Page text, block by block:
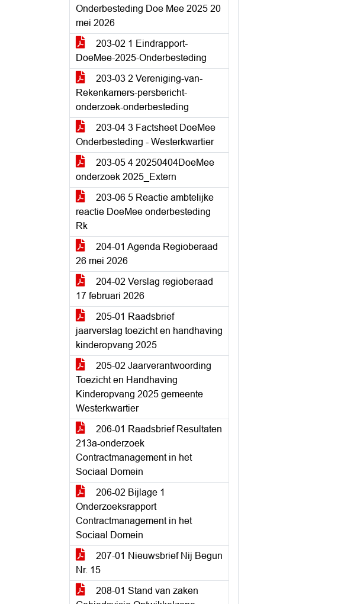
Onderbesteding Doe Mee 2025 20
mei 2026
203-02 1 Eindrapport-
DoeMee-2025-Onderbesteding
203-03 2 Vereniging-van-
Rekenkamers-persbericht-
onderzoek-onderbesteding
203-04 3 Factsheet DoeMee
Onderbesteding - Westerkwartier
203-05 4 20250404DoeMee
onderzoek 2025_Extern
203-06 5 Reactie ambtelijke
reactie DoeMee onderbesteding
Rk
204-01 Agenda Regioberaad
26 mei 2026
204-02 Verslag regioberaad
17 februari 2026
205-01 Raadsbrief
jaarverslag toezicht en handhaving
kinderopvang 2025
205-02 Jaarverantwoording
Toezicht en Handhaving
Kinderopvang 2025 gemeente
Westerkwartier
206-01 Raadsbrief Resultaten
213a-onderzoek
Contractmanagement in het
Sociaal Domein
206-02 Bijlage 1
Onderzoeksrapport
Contractmanagement in het
Sociaal Domein
207-01 Nieuwsbrief Nij Begun
Nr. 15
208-01 Stand van zaken